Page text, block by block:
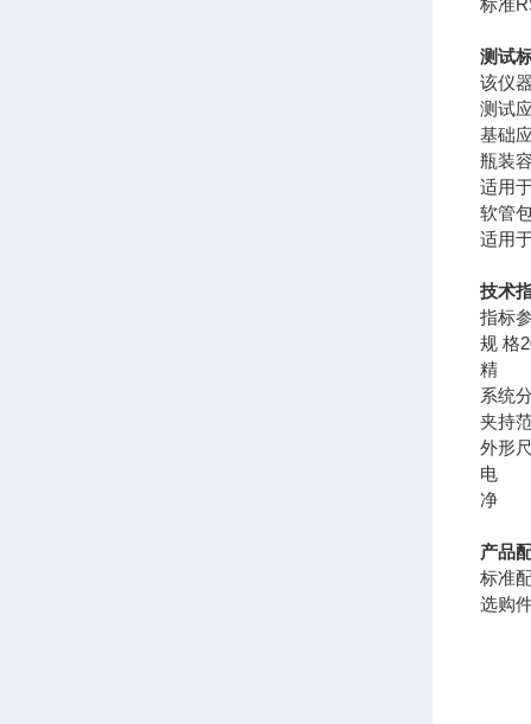
标准
测试
该仪
测试
基础
瓶装
适用
软管
适用
技术
指标
规 格
精
系统
夹持
外形
电
净
产品
标准
选购